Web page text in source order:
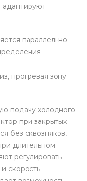
адаптируют
параллельно
прогревая зону
подачу холодного
при закрытых
без сквозняков,
длительном
регулировать
скорость